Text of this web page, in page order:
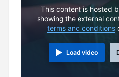
This content is hosted
showing the external
terms and conditions
Load video